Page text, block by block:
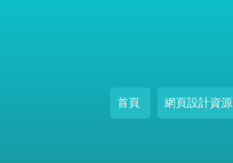
首頁 網頁設計資源